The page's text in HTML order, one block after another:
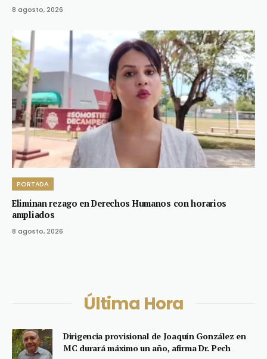
8 agosto, 2026
PORTADA
Eliminan rezago en Derechos Humanos con horarios
ampliados
8 agosto, 2026
Última Hora
Dirigencia provisional de Joaquín González en
MC durará máximo un año, afirma Dr. Pech